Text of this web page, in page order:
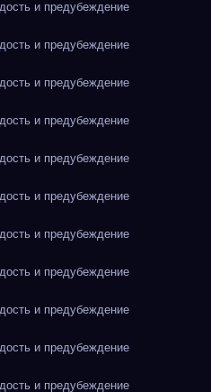
и предубеждение
и предубеждение
и предубеждение
и предубеждение
и предубеждение
и предубеждение
и предубеждение
и предубеждение
и предубеждение
и предубеждение
и предубеждение